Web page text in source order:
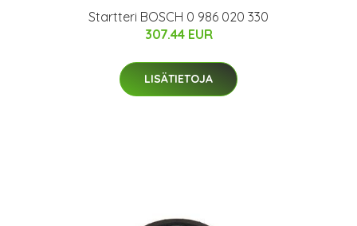
Startteri BOSCH 0 986 020 330
307.44 EUR
LISÄTIETOJA